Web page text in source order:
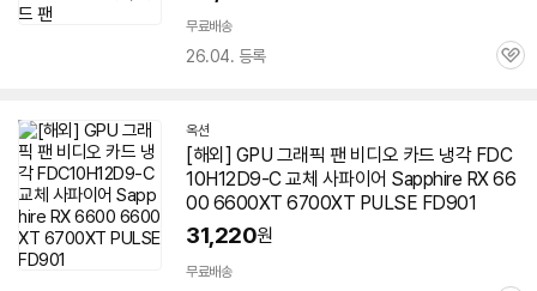
무료배송
26.04. 등록
관
옥션
[해외] GPU 그래픽 팬 비디오 카드 냉각 FDC
10H12D9-C 교체 사파이어 Sapphire RX 66
00 6600XT 6700XT PULSE FD901
31,220원
무료배송